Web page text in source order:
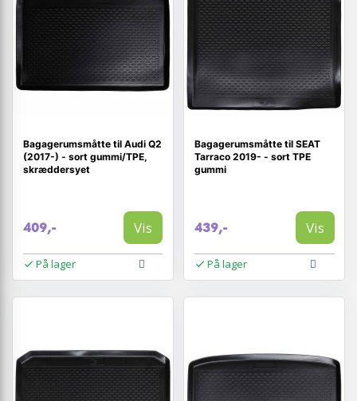
Bagagerumsmåtte til Audi Q2
(2017-) - sort gummi/TPE,
skræddersyet
409,- Vis
På lager
Bagagerumsmåtte til SEAT
Tarraco 2019- - sort TPE
gummi
439,- Vis
På lager